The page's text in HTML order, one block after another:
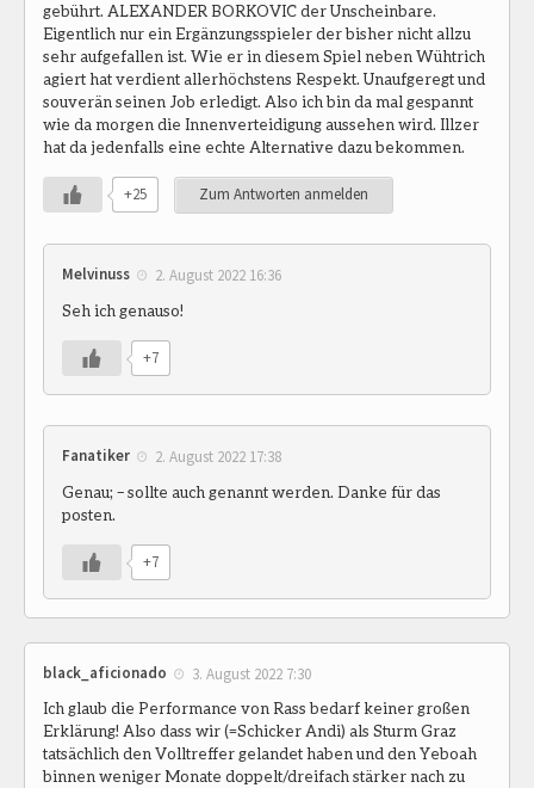
gebührt. ALEXANDER BORKOVIC der Unscheinbare.
Eigentlich nur ein Ergänzungsspieler der bisher nicht allzu
sehr aufgefallen ist. Wie er in diesem Spiel neben Wühtrich
agiert hat verdient allerhöchstens Respekt. Unaufgeregt und
souverän seinen Job erledigt. Also ich bin da mal gespannt
wie da morgen die Innenverteidigung aussehen wird. Illzer
hat da jedenfalls eine echte Alternative dazu bekommen.
+25 Zum Antworten anmelden
Melvinuss 2. August 2022 16:36
Seh ich genauso!
+7
Fanatiker 2. August 2022 17:38
Genau; – sollte auch genannt werden. Danke für das
posten.
+7
black_aficionado 3. August 2022 7:30
Ich glaub die Performance von Rass bedarf keiner großen
Erklärung! Also dass wir (=Schicker Andi) als Sturm Graz
tatsächlich den Volltreffer gelandet haben und den Yeboah
binnen weniger Monate doppelt/dreifach stärker nach zu